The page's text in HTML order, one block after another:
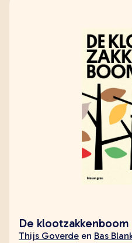
De klootzakkenboom
Thijs Goverde en Bas